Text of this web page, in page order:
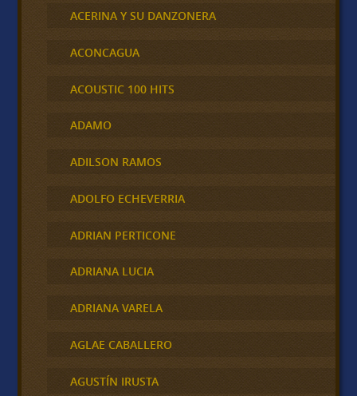
ACERINA Y SU DANZONERA
ACONCAGUA
ACOUSTIC 100 HITS
ADAMO
ADILSON RAMOS
ADOLFO ECHEVERRIA
ADRIAN PERTICONE
ADRIANA LUCIA
ADRIANA VARELA
AGLAE CABALLERO
AGUSTÍN IRUSTA